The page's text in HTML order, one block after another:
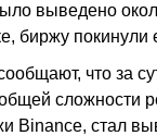
выведено
биржу
что за
сложности
Binance, стал